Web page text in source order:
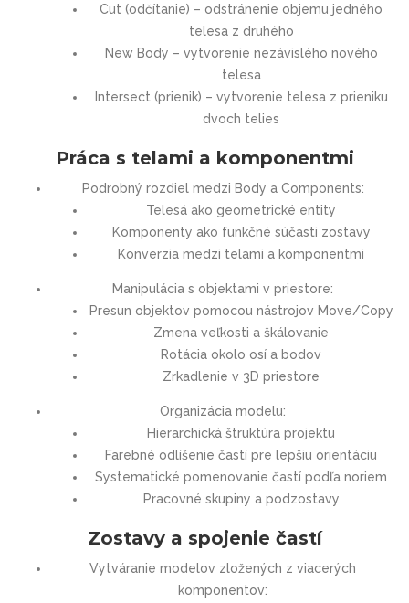
Cut (odčítanie) – odstránenie objemu jedného
telesa z druhého
New Body – vytvorenie nezávislého nového
telesa
Intersect (prienik) – vytvorenie telesa z prieniku
dvoch telies
Práca s telami a komponentmi
Podrobný rozdiel medzi Body a Components:
Telesá ako geometrické entity
Komponenty ako funkčné súčasti zostavy
Konverzia medzi telami a komponentmi
Manipulácia s objektami v priestore:
Presun objektov pomocou nástrojov Move/Copy
Zmena veľkosti a škálovanie
Rotácia okolo osí a bodov
Zrkadlenie v 3D priestore
Organizácia modelu:
Hierarchická štruktúra projektu
Farebné odlíšenie častí pre lepšiu orientáciu
Systematické pomenovanie častí podľa noriem
Pracovné skupiny a podzostavy
Zostavy a spojenie častí
Vytváranie modelov zložených z viacerých
komponentov: